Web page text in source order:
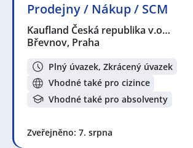
Prodejny / Nákup / SCM
Kaufland Česká republika v.o…
Břevnov, Praha
Plný úvazek, Zkrácený úvazek
Vhodné také pro cizince
Vhodné také pro absolventy
Zveřejněno: 7. srpna